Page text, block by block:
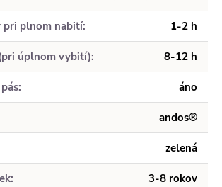
pri plnom nabití: 1-2 h
úplnom vybití): 8-12 h
: áno
andos®
zelená
: 3-8 rokov